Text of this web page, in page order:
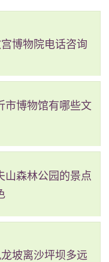
这里划船、钓鱼，欣
娱乐区，配备有儿童
车、大摆锤等项目。
园包括尖山、水库以
以来这里爬山跑步，
山林风景。
前往长沙烈士公园游
孩子前往烈士公园瞻
训。
博物院电话咨询
市博物馆有哪些文
山森林公园的景点
坡离沙坪坝多远